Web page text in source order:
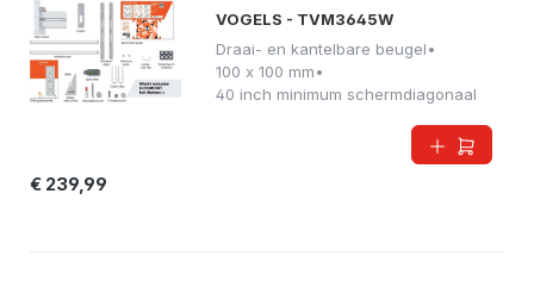
VOGELS - TVM3645W
Draai- en kantelbare beugel•
100 x 100 mm•
40 inch minimum schermdiagonaal
€ 239,99